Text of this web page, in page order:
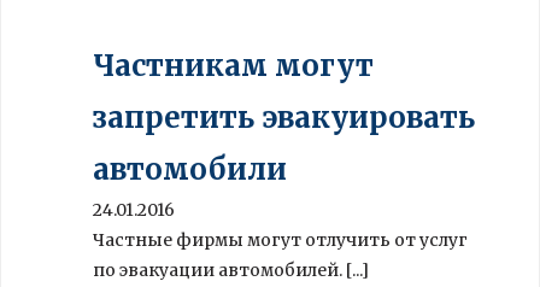
Частникам могут
запретить эвакуировать
автомобили
24.01.2016
Частные фирмы могут отлучить от услуг
по эвакуации автомобилей. [...]